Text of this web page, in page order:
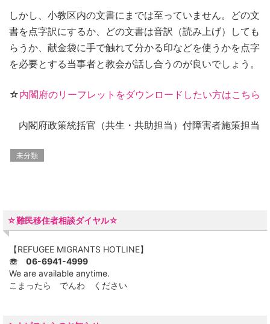
しかし、小教区内の文書にまでは至っていません。どの文
書を点字訳にするか、どの文書は音訳（読み上げ）しても
らうか、献金袋に手で触れて分かる印などを使うかを点字
を必要とする当事者と教会が話し合うのが良いでしょう。
☆内閣府のリーフレットをダウンロードしたい方はこちら
内閣府政策統括官（共生・共助担当）付障害者施策担当
未分類
☆難民移住者相談ダイヤル☆
【REFUGEE MIGRANTS HOTLINE】
☏ 06-6941-4999
We are available anytime.
こまったら でんわ ください